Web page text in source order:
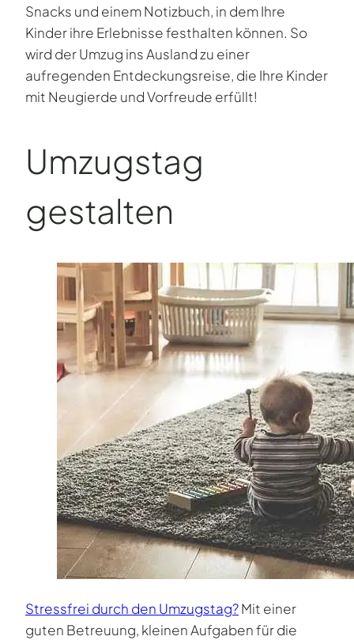
Snacks und einem Notizbuch, in dem Ihre
Kinder ihre Erlebnisse festhalten können. So
wird der Umzug ins Ausland zu einer
aufregenden Entdeckungsreise, die Ihre Kinder
mit Neugierde und Vorfreude erfüllt!
Umzugstag
gestalten
Stressfrei durch den Umzugstag?Mit einer
guten Betreuung, kleinen Aufgaben für die